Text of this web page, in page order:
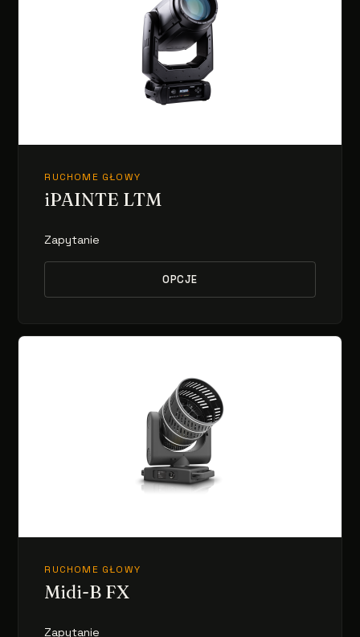
RUCHOME GŁOWY
iPAINTE LTM
Zapytanie
OPCJE
RUCHOME GŁOWY
Midi-B FX
Zapytanie